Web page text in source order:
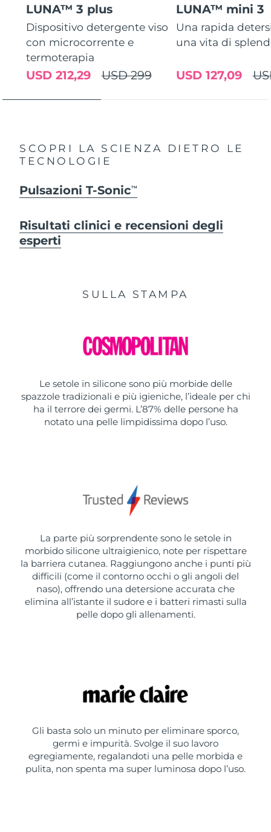
LUNA™ 3 plus
Dispositivo detergente viso
con microcorrente e
termoterapia
USD 299
USD 212,29
LUNA™ mini 3
Una rapida
una vita di
USD 127,09
SCOPRI LA SCIENZA DIETRO LE
TECNOLOGIE
Pulsazioni T-SonicTM
Risultati clinici e recensioni degli
esperti
SULLA STAMPA
Le setole in silicone sono più morbide delle
spazzole tradizionali e più igieniche, l’ideale per chi
ha il terrore dei germi. L’87% delle persone ha
notato una pelle limpidissima dopo l’uso.
La parte più sorprendente sono le setole in
morbido silicone ultraigienico, note per rispettare
la barriera cutanea. Raggiungono anche i punti più
difficili (come il contorno occhi o gli angoli del
naso), offrendo una detersione accurata che
elimina all’istante il sudore e i batteri rimasti sulla
pelle dopo gli allenamenti.
Gli basta solo un minuto per eliminare sporco,
germi e impurità. Svolge il suo lavoro
egregiamente, regalandoti una pelle morbida e
pulita, non spenta ma super luminosa dopo l’uso.